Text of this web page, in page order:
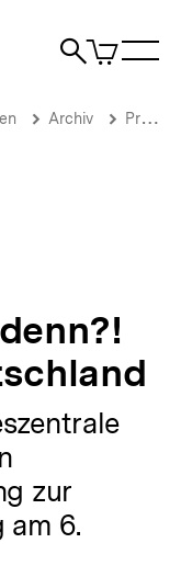
Suche
Artikel
im
Archiv Pressemitteilungen 2015
zur
6.